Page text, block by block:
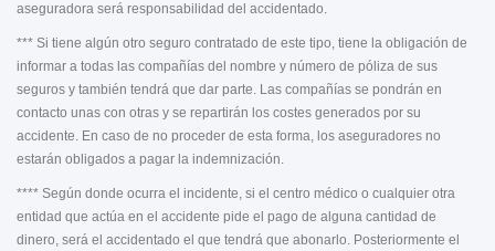
aseguradora será responsabilidad del accidentado.
*** Si tiene algún otro seguro contratado de este tipo, tiene la obligación de
informar a todas las compañías del nombre y número de póliza de sus
seguros y también tendrá que dar parte. Las compañías se pondrán en
contacto unas con otras y se repartirán los costes generados por su
accidente. En caso de no proceder de esta forma, los aseguradores no
estarán obligados a pagar la indemnización.
**** Según donde ocurra el incidente, si el centro médico o cualquier otra
entidad que actúa en el accidente pide el pago de alguna cantidad de
dinero, será el accidentado el que tendrá que abonarlo. Posteriormente el